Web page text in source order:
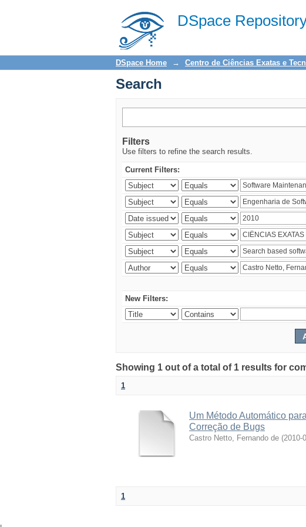
DSpace
Search
DSpace Home → Centro de Ciências Exatas e
Search
Filters
Use filters to refine the search results.
Current Filters:
New Filters:
Showing 1 out of a total of 1 results for
1
Um Método Automático
Correção de Bugs
Castro Netto, Fernando de (2010-
1